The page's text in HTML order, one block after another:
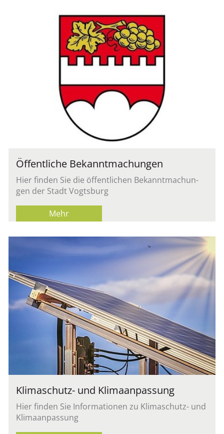
Öf­fent­li­che Be­kannt­ma­chun­gen
Hier fin­den Sie die öf­fent­li­chen Be­kannt­ma­chun­
gen der Stadt Vogts­burg
Mehr
Kli­ma­schutz- und Kli­ma­an­pas­sung
Hier fin­den Sie In­for­ma­tio­nen zu Kli­ma­schutz- und
Kli­ma­an­pas­sung